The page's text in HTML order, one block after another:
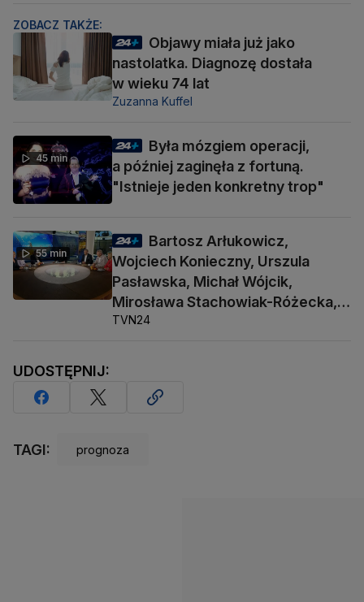
ZOBACZ TAKŻE:
Objawy miała już jako
nastolatka. Diagnozę dostała
w wieku 74 lat
Zuzanna Kuffel
45 min
Była mózgiem operacji,
a później zaginęła z fortuną.
"Istnieje jeden konkretny trop"
55 min
Bartosz Arłukowicz,
Wojciech Konieczny, Urszula
Pasławska, Michał Wójcik,
Mirosława Stachowiak-Różecka,
Barbara Socha
TVN24
UDOSTĘPNIJ:
TAGI: prognoza